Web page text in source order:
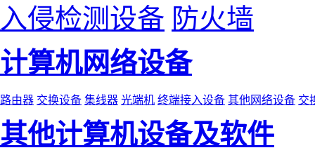
入侵检测设备 防火墙
计算机网络设备
路由器 交换设备 集线器 光端机 终端接入设备 其他网络设备 交
其他计算机设备及软件